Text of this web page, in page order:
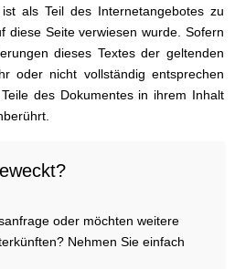
als Teil des Internetangebotes zu
diese Seite verwiesen wurde. Sofern
dieses Textes der geltenden
oder nicht vollständig entsprechen
des Dokumentes in ihrem Inhalt
oder möchten weitere
Nehmen Sie einfach